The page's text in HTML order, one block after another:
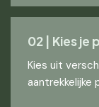
02 | Kies je
Kies uit
aantrekkelijke